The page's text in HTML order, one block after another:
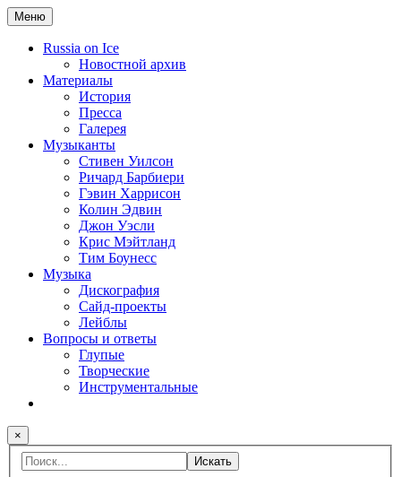
Меню
Russia on Ice
Новостной архив
Материалы
История
Пресса
Галерея
Музыканты
Стивен Уилсон
Ричард Барбиери
Гэвин Харрисон
Колин Эдвин
Джон Уэсли
Крис Мэйтланд
Тим Боунесс
Музыка
Дискография
Сайд-проекты
Лейблы
Вопросы и ответы
Глупые
Творческие
Инструментальные
×
Искать